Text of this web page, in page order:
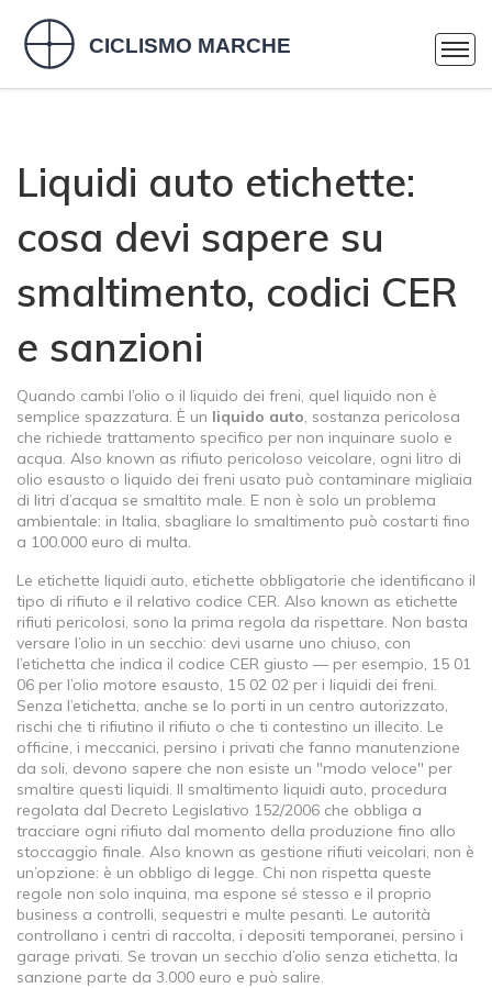
Liquidi auto etichette:
cosa devi sapere su
smaltimento, codici CER
e sanzioni
Quando cambi l’olio o il liquido dei freni, quel liquido non è
semplice spazzatura. È un liquido auto, sostanza pericolosa
che richiede trattamento specifico per non inquinare suolo e
acqua. Also known as rifiuto pericoloso veicolare, ogni litro di
olio esausto o liquido dei freni usato può contaminare migliaia
di litri d’acqua se smaltito male. E non è solo un problema
ambientale: in Italia, sbagliare lo smaltimento può costarti fino
a 100.000 euro di multa.
Le etichette liquidi auto, etichette obbligatorie che identificano il
tipo di rifiuto e il relativo codice CER. Also known as etichette
rifiuti pericolosi, sono la prima regola da rispettare. Non basta
versare l’olio in un secchio: devi usarne uno chiuso, con
l’etichetta che indica il codice CER giusto — per esempio, 15 01
06 per l’olio motore esausto, 15 02 02 per i liquidi dei freni.
Senza l’etichetta, anche se lo porti in un centro autorizzato,
rischi che ti rifiutino il rifiuto o che ti contestino un illecito. Le
officine, i meccanici, persino i privati che fanno manutenzione
da soli, devono sapere che non esiste un "modo veloce" per
smaltire questi liquidi. Il smaltimento liquidi auto, procedura
regolata dal Decreto Legislativo 152/2006 che obbliga a
tracciare ogni rifiuto dal momento della produzione fino allo
stoccaggio finale. Also known as gestione rifiuti veicolari, non è
un’opzione: è un obbligo di legge. Chi non rispetta queste
regole non solo inquina, ma espone sé stesso e il proprio
business a controlli, sequestri e multe pesanti. Le autorità
controllano i centri di raccolta, i depositi temporanei, persino i
garage privati. Se trovan un secchio d’olio senza etichetta, la
sanzione parte da 3.000 euro e può salire.